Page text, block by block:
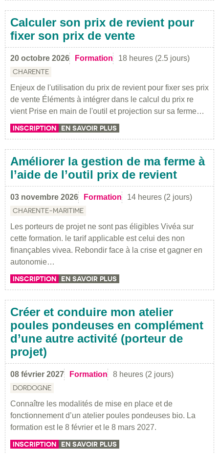
Calculer son prix de revient pour
fixer son prix de vente
20 octobre 2026 Formation 18 heures (2.5 jours)
CHARENTE
Enjeux de l'utilisation du prix de revient pour fixer ses prix
de vente Éléments à intégrer dans le calcul du prix re
vient Prise en main de l'outil et projection sur sa ferme…
INSCRIPTION EN SAVOIR PLUS
Améliorer la gestion de ma ferme à
l’aide de l’outil prix de revient
03 novembre 2026 Formation 14 heures (2 jours)
CHARENTE-MARITIME
Les porteurs de projet ne sont pas éligibles Vivéa sur
cette formation. le tarif applicable est celui des non
finançables vivea. Rebondir face à la crise et gagner en
autonomie…
INSCRIPTION EN SAVOIR PLUS
Créer et conduire mon atelier
poules pondeuses en complément
d’une autre activité (porteur de
projet)
08 février 2027 Formation 8 heures (2 jours)
DORDOGNE
Connaître les modalités de mise en place et de
fonctionnement d’un atelier poules pondeuses bio. La
formation est le 8 février et le 8 mars 2027.
INSCRIPTION EN SAVOIR PLUS